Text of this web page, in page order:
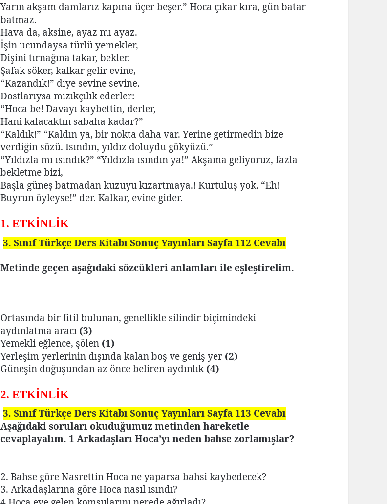
Yarın akşam damlarız kapına üçer beşer.” Hoca çıkar kıra, gün batar
batmaz.
Hava da, aksine, ayaz mı ayaz.
İşin ucundaysa türlü yemekler,
Dişini tırnağına takar, bekler.
Şafak söker, kalkar gelir evine,
“Kazandık!” diye sevine sevine.
Dostlarıysa mızıkçılık ederler:
“Hoca be! Davayı kaybettin, derler,
Hani kalacaktın sabaha kadar?”
“Kaldık!” “Kaldın ya, bir nokta daha var. Yerine getirmedin bize
verdiğin sözü. Isındın, yıldız doluydu gökyüzü.”
“Yıldızla mı ısındık?” “Yıldızla ısındın ya!” Akşama geliyoruz, fazla
bekletme bizi,
Başla güneş batmadan kuzuyu kızartmaya.! Kurtuluş yok. “Eh!
Buyrun öyleyse!” der. Kalkar, evine gider.
1. ETKİNLİK
3. Sınıf Türkçe Ders Kitabı Sonuç Yayınları Sayfa 112 Cevabı
Metinde geçen aşağıdaki sözcükleri anlamları ile eşleştirelim.
Ortasında bir fitil bulunan, genellikle silindir biçimindeki
aydınlatma aracı (3)
Yemekli eğlence, şölen (1)
Yerleşim yerlerinin dışında kalan boş ve geniş yer (2)
Güneşin doğuşundan az önce beliren aydınlık(4)
2. ETKİNLİK
3. Sınıf Türkçe Ders Kitabı Sonuç Yayınları Sayfa 113 Cevabı
Aşağıdaki soruları okuduğumuz metinden hareketle
cevaplayalım. 1 Arkadaşları Hoca’yı neden bahse zorlamışlar?
2. Bahse göre Nasrettin Hoca ne yaparsa bahsi kaybedecek?
3. Arkadaşlarına göre Hoca nasıl ısındı?